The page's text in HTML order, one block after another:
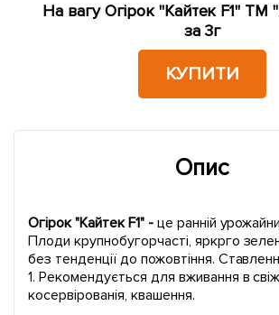
На вагу Огірок "Кайтек F1" ТМ
за 3г
КУПИТИ
Опис
Огірок "Кайтек F1" -це ранній
Плоди крупнобугорчасті, яркрго
без тенденції до пожовтіння.
1. Рекомендується для вживання в
косервірованія, квашення.